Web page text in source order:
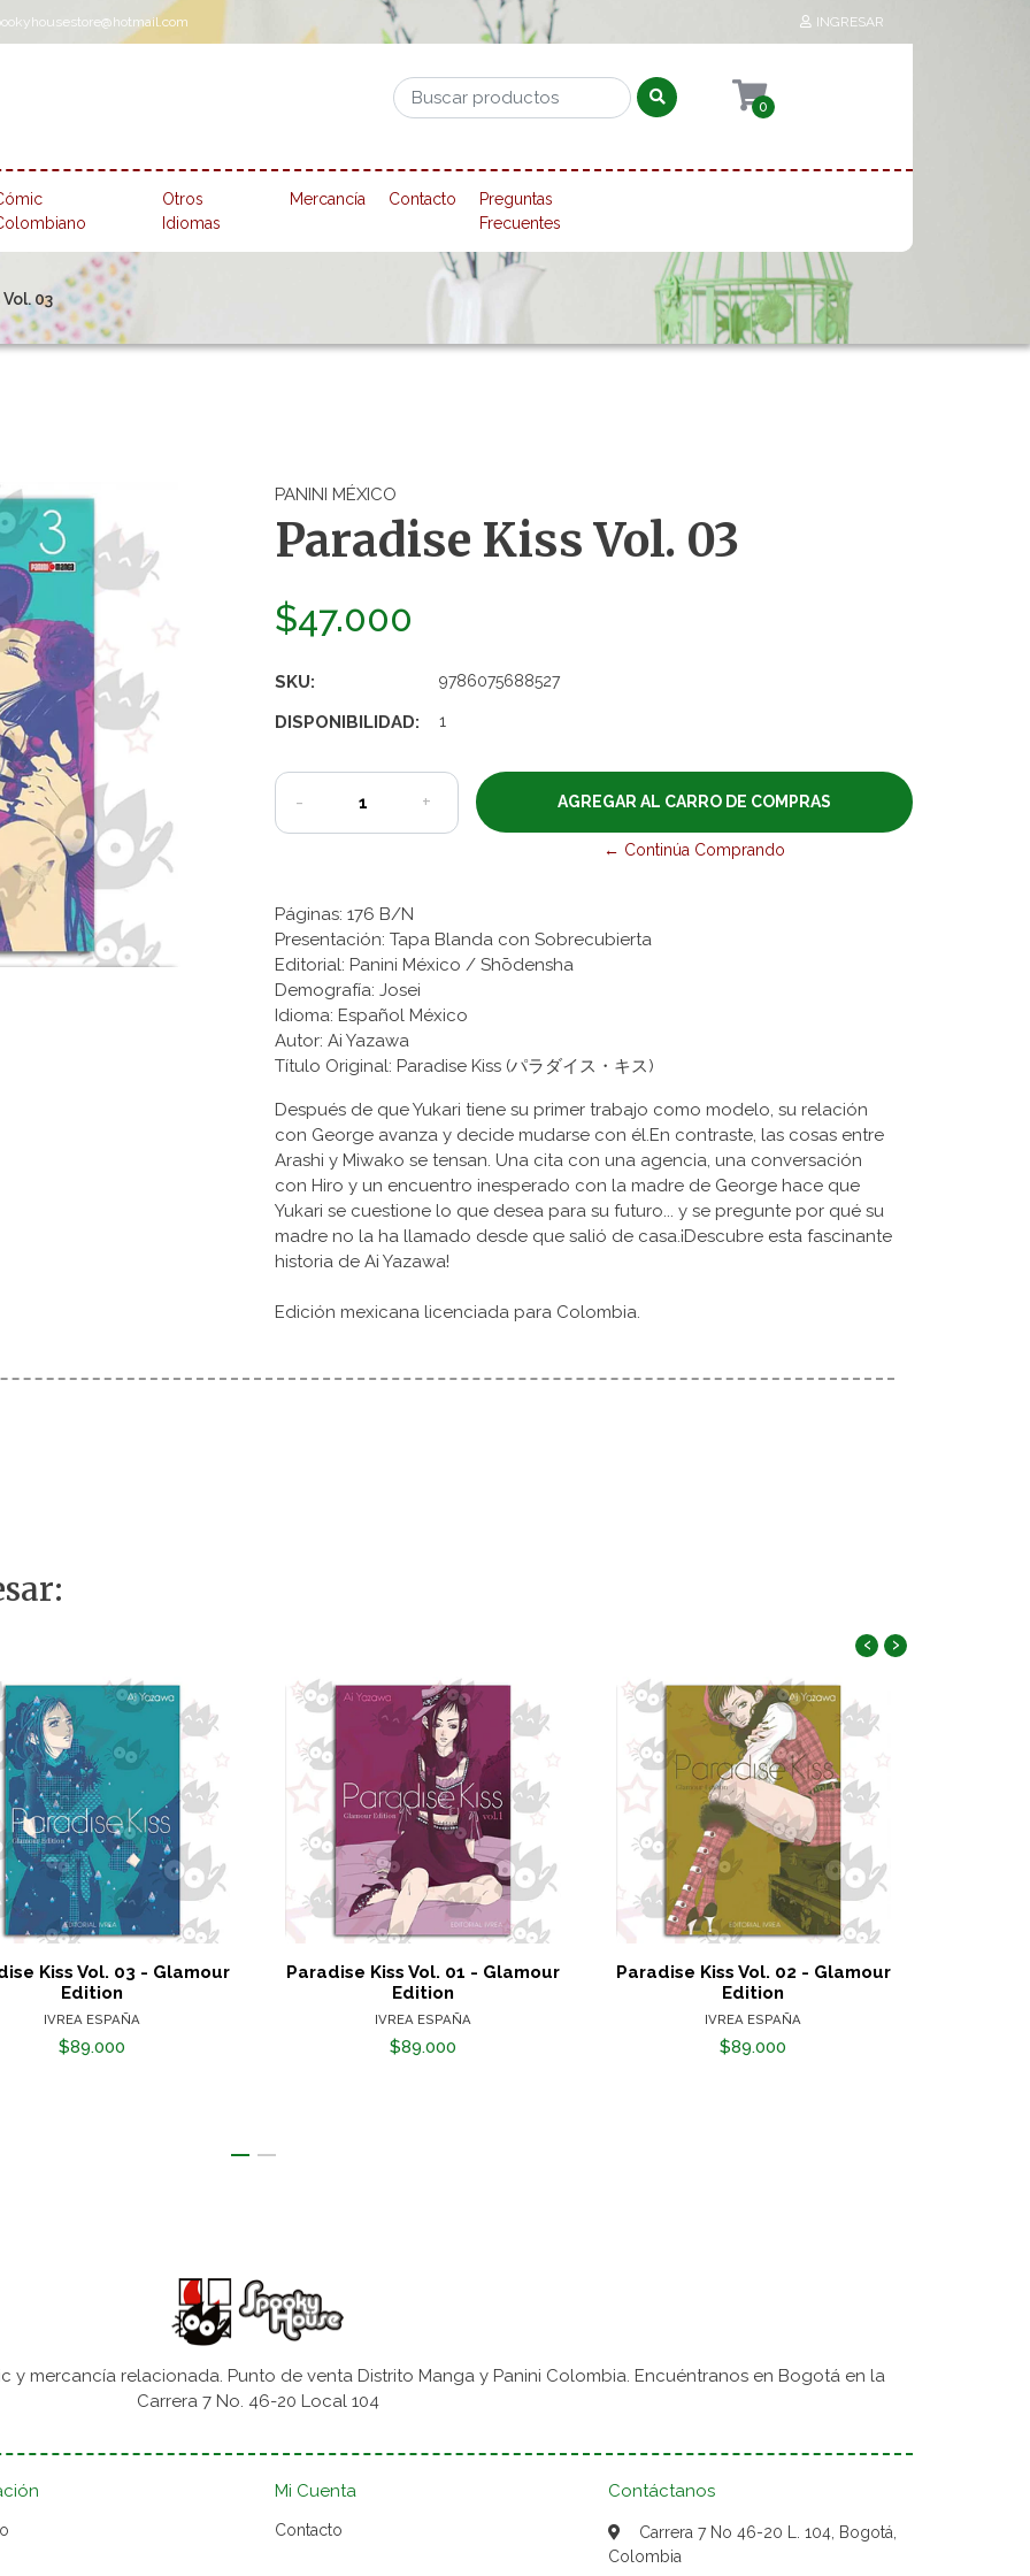
INGRESAR
0
Otros
Idiomas
Mercancía Contacto
Preguntas
Frecuentes
03
PANINI MÉXICO
Paradise Kiss Vol. 03
$47.000
SKU: 9786075688527
DISPONIBILIDAD: 1
- +
← Continúa Comprando
Páginas: 176 B/N
Presentación: Tapa Blanda con Sobrecubierta
Editorial: Panini México / Shōdensha
Demografía: Josei
Idioma: Español México
Autor: Ai Yazawa
Título Original: Paradise Kiss (パラダイス・キス)
Después de que Yukari tiene su primer trabajo como modelo, su relación
con George avanza y decide mudarse con él.En contraste, las cosas entre
Arashi y Miwako se tensan. Una cita con una agencia, una conversación
con Hiro y un encuentro inesperado con la madre de George hace que
Yukari se cuestione lo que desea para su futuro... y se pregunte por qué su
madre no la ha llamado desde que salió de casa.¡Descubre esta fascinante
historia de Ai Yazawa!
Edición mexicana licenciada para Colombia.
Kiss Vol. 03 - Glamour
Edition
IVREA ESPAÑA
$89.000
Paradise Kiss Vol. 01 - Glamour
Edition
IVREA ESPAÑA
$89.000
Paradise Kiss Vol. 02 - Glamour
Edition
IVREA ESPAÑA
$89.000
‹ ›
y mercancía relacionada. Punto de venta Distrito Manga y Panini Colombia. Encuéntranos en Bogotá en la
Carrera 7 No. 46-20 Local 104
Mi Cuenta
Contacto
Contáctanos
Carrera 7 No 46-20 L. 104, Bogotá,
Colombia